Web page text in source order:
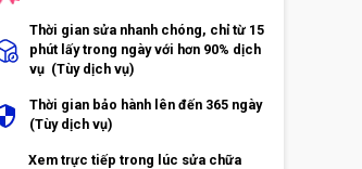
Thời gian sửa nhanh chóng, chỉ từ 15
phút lấy trong ngày với hơn 90% dịch
vụ (Tùy dịch vụ)
Thời gian bảo hành lên đến 365 ngày
(Tùy dịch vụ)
Xem trực tiếp trong lúc sửa chữa